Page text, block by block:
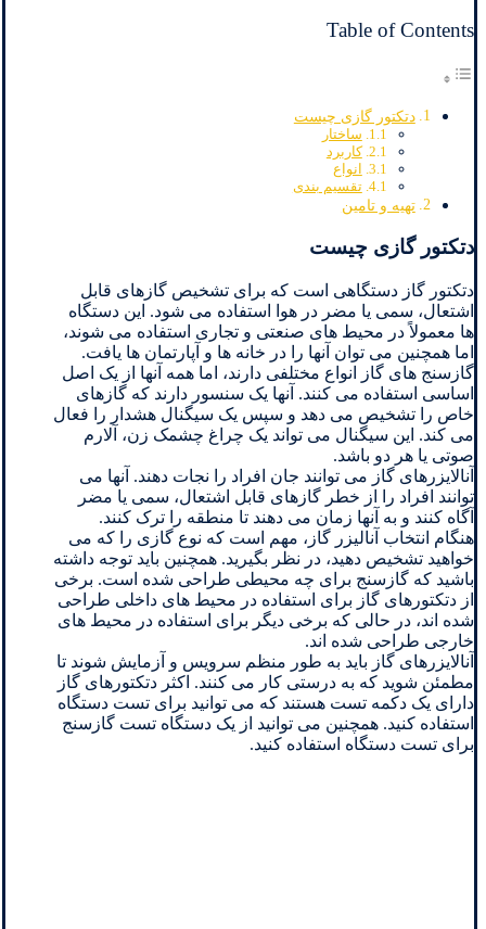
Table of Contents
دتکتور گازی چیست
ساختار
کاربرد
انواع
تقسیم بندی
تهیه و تامین
دتکتور گازی چیست
دتکتور گاز دستگاهی است که برای تشخیص گازهای قابل
اشتعال، سمی یا مضر در هوا استفاده می شود. این دستگاه
ها معمولاً در محیط های صنعتی و تجاری استفاده می شوند،
اما همچنین می توان آنها را در خانه ها و آپارتمان ها یافت.
گازسنج های گاز انواع مختلفی دارند، اما همه آنها از یک اصل
اساسی استفاده می کنند. آنها یک سنسور دارند که گازهای
خاص را تشخیص می دهد و سپس یک سیگنال هشدار را فعال
می کند. این سیگنال می تواند یک چراغ چشمک زن، آلارم
صوتی یا هر دو باشد.
آنالایزرهای گاز می توانند جان افراد را نجات دهند. آنها می
توانند افراد را از خطر گازهای قابل اشتعال، سمی یا مضر
آگاه کنند و به آنها زمان می دهند تا منطقه را ترک کنند.
هنگام انتخاب آنالیزر گاز، مهم است که نوع گازی را که می
خواهید تشخیص دهید، در نظر بگیرید. همچنین باید توجه داشته
باشید که گازسنج برای چه محیطی طراحی شده است. برخی
از دتکتورهای گاز برای استفاده در محیط های داخلی طراحی
شده اند، در حالی که برخی دیگر برای استفاده در محیط های
خارجی طراحی شده اند.
آنالایزرهای گاز باید به طور منظم سرویس و آزمایش شوند تا
مطمئن شوید که به درستی کار می کنند. اکثر دتکتورهای گاز
دارای یک دکمه تست هستند که می توانید برای تست دستگاه
استفاده کنید. همچنین می توانید از یک دستگاه تست گازسنج
برای تست دستگاه استفاده کنید.